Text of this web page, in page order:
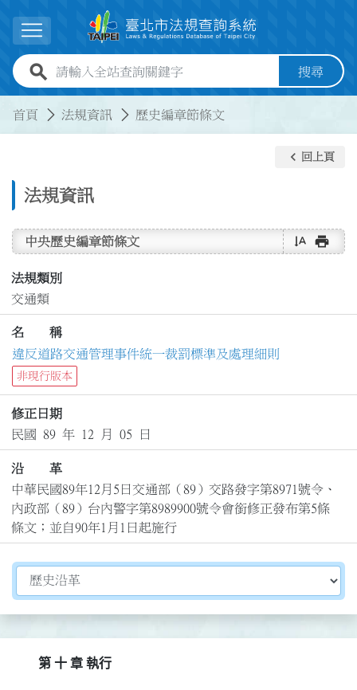
展開選單
全站查詢關鍵字欄位 搜尋
首頁 法規資訊 歷史編章節條文
法規資訊
keyboard_arrow_left 回上頁
中央歷史編章節條文 text_rotate_vertical print
法規類別
交通類
名 稱
違反道路交通管理事件統一裁罰標準及處理細則
非現行版本
修正日期
民國 89 年 12 月 05 日
沿 革
中華民國89年12月5日交通部（89）交路發字第8971號令、
內政部（89）台內警字第8989900號令會銜修正發布第5條
條文；並自90年1月1日起施行
切換選擇法規資訊內容
第 十 章 執行